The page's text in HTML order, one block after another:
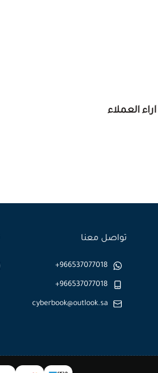
آراء العملاء
تواصل معنا
+966537077018
+966537077018
cyberbook@outlook.sa